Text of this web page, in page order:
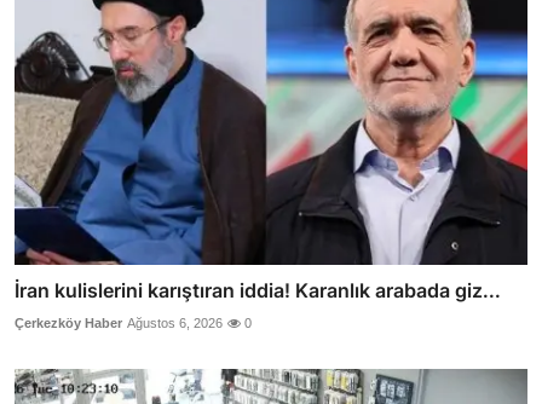
İran kulislerini karıştıran iddia! Karanlık arabada giz...
Çerkezköy Haber Ağustos 6, 2026 0